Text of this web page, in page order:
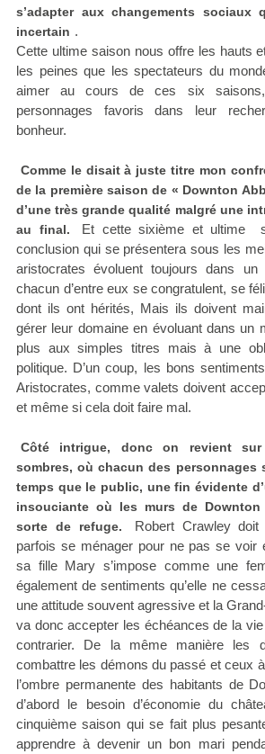
s’adapter aux changements sociaux
incertain .
Cette ultime saison nous offre les hauts
les peines que les spectateurs du
aimer au cours de ces six
personnages favoris dans leur
bonheur.
Comme le disait à juste titre mon
de la première saison de « Downton
d’une très grande qualité malgré une
au final.
Et cette sixième et ultime
conclusion qui se présentera sous les
aristocrates évoluent toujours dans un
chacun d’entre eux se congratulent, se
dont ils ont hérités, Mais ils doivent
gérer leur domaine en évoluant dans un
plus aux simples titres mais à une
politique. D’un coup, les bons
Aristocrates, comme valets doivent
et même si cela doit faire mal.
Côté intrigue, donc on revient
sombres, où chacun des personnages
temps que le public, une fin évidente
insouciante où les murs de
sorte de refuge.
Robert Crawley doit
parfois se ménager pour ne pas se voir
sa fille Mary s’impose comme une
également de sentiments qu’elle ne
une attitude souvent agressive et la
va donc accepter les échéances de la
contrarier. De la même manière les
combattre les démons du passé et ceux
l’ombre permanente des habitants de
d’abord le besoin d’économie du
cinquième saison qui se fait plus
apprendre à devenir un bon mari